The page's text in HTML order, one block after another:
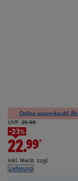
Online ausverkauft!
UVP: 29.99
-23%
22.99*
inkl. MwSt. zzgl.
Lieferung